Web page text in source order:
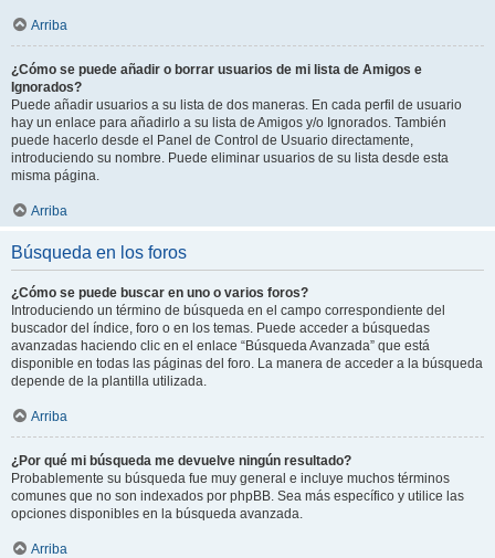
Arriba
¿Cómo se puede añadir o borrar usuarios de mi lista de Amigos e
Ignorados?
Puede añadir usuarios a su lista de dos maneras. En cada perfil de usuario
hay un enlace para añadirlo a su lista de Amigos y/o Ignorados. También
puede hacerlo desde el Panel de Control de Usuario directamente,
introduciendo su nombre. Puede eliminar usuarios de su lista desde esta
misma página.
Arriba
Búsqueda en los foros
¿Cómo se puede buscar en uno o varios foros?
Introduciendo un término de búsqueda en el campo correspondiente del
buscador del índice, foro o en los temas. Puede acceder a búsquedas
avanzadas haciendo clic en el enlace “Búsqueda Avanzada” que está
disponible en todas las páginas del foro. La manera de acceder a la búsqueda
depende de la plantilla utilizada.
Arriba
¿Por qué mi búsqueda me devuelve ningún resultado?
Probablemente su búsqueda fue muy general e incluye muchos términos
comunes que no son indexados por phpBB. Sea más específico y utilice las
opciones disponibles en la búsqueda avanzada.
Arriba